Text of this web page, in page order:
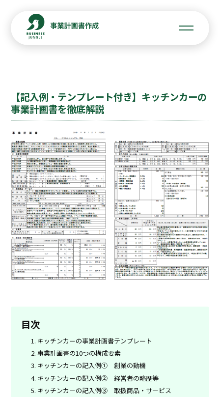
【記入例・テンプレート付き】キッチンカーの
事業計画書を徹底解説
目次
キッチンカーの事業計画書テンプレート
事業計画書の10つの構成要素
キッチンカーの記入例① 創業の動機
キッチンカーの記入例② 経営者の略歴等
キッチンカーの記入例③ 取扱商品・サービス